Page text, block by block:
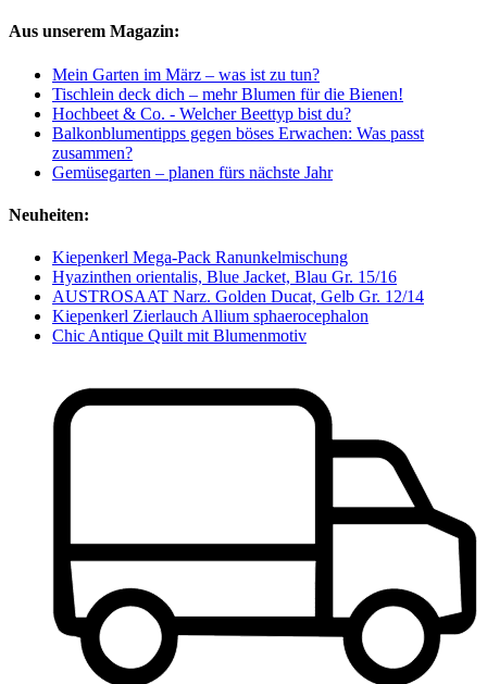
Aus unserem Magazin:
Mein Garten im März – was ist zu tun?
Tischlein deck dich – mehr Blumen für die Bienen!
Hochbeet & Co. - Welcher Beettyp bist du?
Balkonblumentipps gegen böses Erwachen: Was passt
zusammen?
Gemüsegarten – planen fürs nächste Jahr
Neuheiten:
Kiepenkerl Mega-Pack Ranunkelmischung
Hyazinthen orientalis, Blue Jacket, Blau Gr. 15/16
AUSTROSAAT Narz. Golden Ducat, Gelb Gr. 12/14
Kiepenkerl Zierlauch Allium sphaerocephalon
Chic Antique Quilt mit Blumenmotiv